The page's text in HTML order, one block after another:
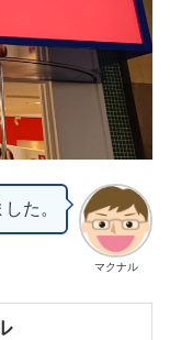
マクナル
た。